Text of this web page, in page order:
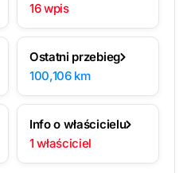
16 wpis
Ostatni przebieg
100,106 km
Info o właścicielu
1 właściciel